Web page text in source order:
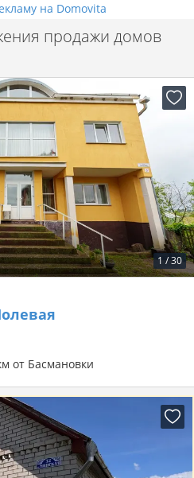
на Domovita
продажи домов
1 /30
от Басмановки